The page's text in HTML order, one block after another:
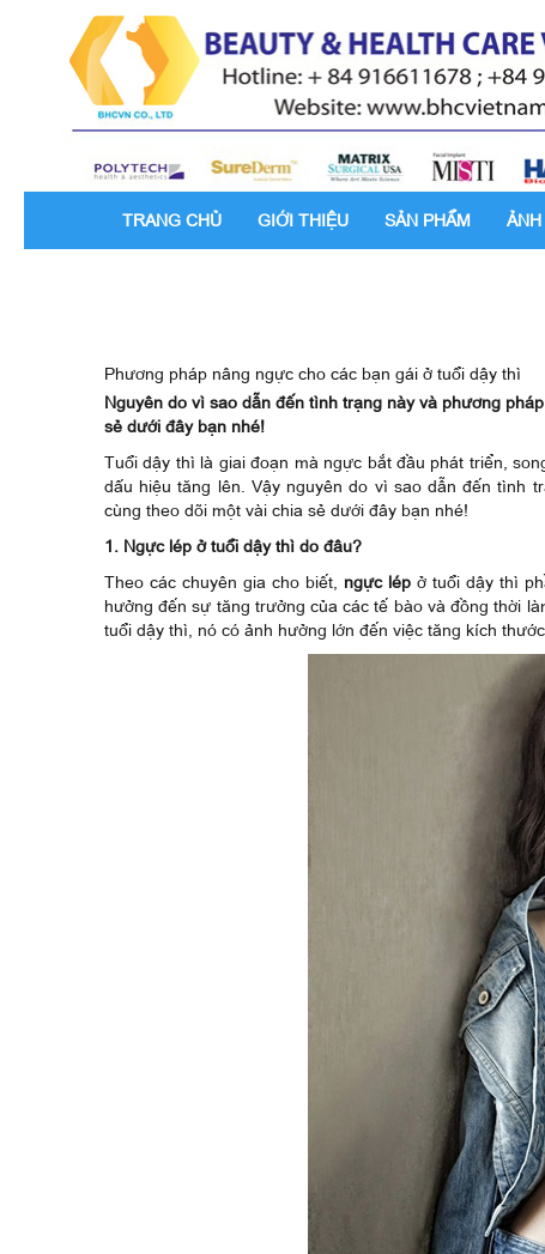
TRANG CHỦ GIỚI THIỆU SẢN PHẨM
Phương pháp nâng ngực cho các bạn gái ở tuổi dậy thì
Nguyên do vì sao dẫn đến tình trạng này và phương
sẻ dưới đây bạn nhé!
Tuổi dậy thì là giai đoạn mà ngực bắt đầu phát triển,
dấu hiệu tăng lên. Vậy nguyên do vì sao dẫn đến tình
cùng theo dõi một vài chia sẻ dưới đây bạn nhé!
1. Ngực lép ở tuổi dậy thì do đâu?
Theo các chuyên gia cho biết, ngực lépở tuổi dậy thì
hưởng đến sự tăng trưởng của các tế bào và đồng thời
tuổi dậy thì, nó có ảnh hưởng lớn đến việc tăng kích